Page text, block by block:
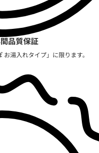
品質保証
湯入れタイプ」に限ります。